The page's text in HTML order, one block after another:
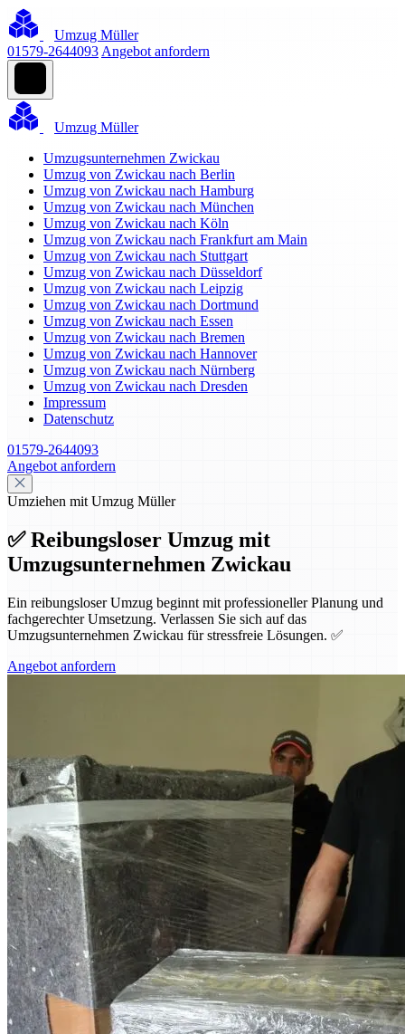
Umzug Müller
01579-2644093 Angebot anfordern
Umzug Müller
Umzugsunternehmen Zwickau
Umzug von Zwickau nach Berlin
Umzug von Zwickau nach Hamburg
Umzug von Zwickau nach München
Umzug von Zwickau nach Köln
Umzug von Zwickau nach Frankfurt am Main
Umzug von Zwickau nach Stuttgart
Umzug von Zwickau nach Düsseldorf
Umzug von Zwickau nach Leipzig
Umzug von Zwickau nach Dortmund
Umzug von Zwickau nach Essen
Umzug von Zwickau nach Bremen
Umzug von Zwickau nach Hannover
Umzug von Zwickau nach Nürnberg
Umzug von Zwickau nach Dresden
Impressum
Datenschutz
01579-2644093
Angebot anfordern
Umziehen mit Umzug Müller
✅ Reibungsloser Umzug mit
Umzugsunternehmen Zwickau
Ein reibungsloser Umzug beginnt mit professioneller Planung und
fachgerechter Umsetzung. Verlassen Sie sich auf das
Umzugsunternehmen Zwickau für stressfreie Lösungen. ✅
Angebot anfordern